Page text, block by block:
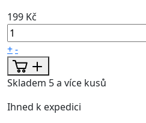
199 Kč
+-
Skladem 5 a více kusů
Ihned k expedici